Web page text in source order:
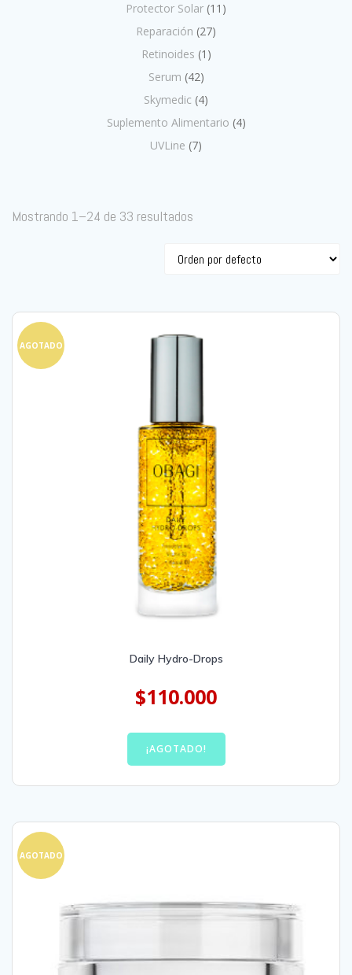
Protector Solar (11)
Reparación (27)
Retinoides (1)
Serum (42)
Skymedic (4)
Suplemento Alimentario (4)
UVLine (7)
Mostrando 1–24 de 33 resultados
AGOTADO
Daily Hydro-Drops
$110.000
¡AGOTADO!
AGOTADO